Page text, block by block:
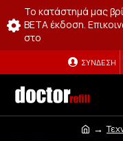
Το κατάστημά μας
BETA έκδοση.
στο
ΣΎΝΔΕΣΗ